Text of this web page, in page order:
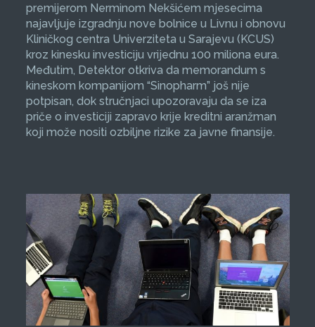
premijerom Nerminom Nekšićem mjesecima
najavljuje izgradnju nove bolnice u Livnu i obnovu
Kliničkog centra Univerziteta u Sarajevu (KCUS)
kroz kinesku investiciju vrijednu 100 miliona eura.
Međutim, Detektor otkriva da memorandum s
kineskom kompanijom “Sinopharm” još nije
potpisan, dok stručnjaci upozoravaju da se iza
priče o investiciji zapravo krije kreditni aranžman
koji može nositi ozbiljne rizike za javne finansije.